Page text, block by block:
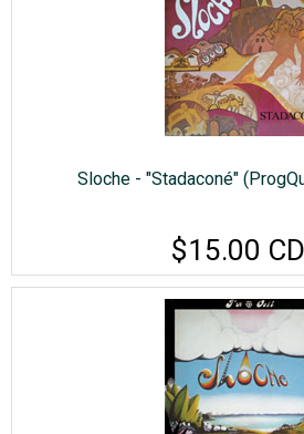
Sloche - "Stadaconé"
$15.00